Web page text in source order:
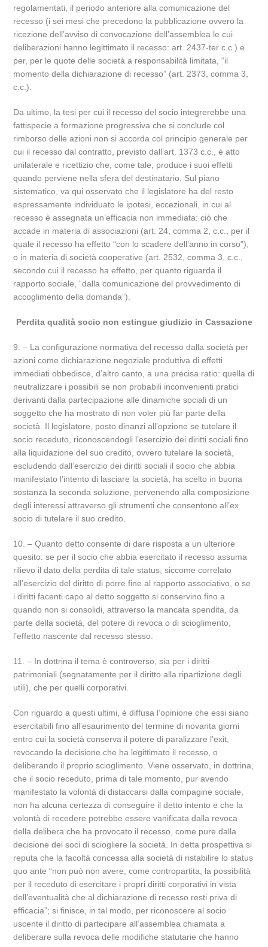
regolamentati, il periodo anteriore alla comunicazione del
recesso (i sei mesi che precedono la pubblicazione ovvero la
ricezione dell’avviso di convocazione dell’assemblea le cui
deliberazioni hanno legittimato il recesso: art. 2437-ter c.c.) e
per, per le quote delle società a responsabilità limitata, “il
momento della dichiarazione di recesso” (art. 2373, comma 3,
c.c.).
Da ultimo, la tesi per cui il recesso del socio integrerebbe una
fattispecie a formazione progressiva che si conclude col
rimborso delle azioni non si accorda col principio generale per
cui il recesso dal contratto, previsto dall’art. 1373 c.c., è atto
unilaterale e ricettizio che, come tale, produce i suoi effetti
quando perviene nella sfera del destinatario. Sul piano
sistematico, va qui osservato che il legislatore ha del resto
espressamente individuato le ipotesi, eccezionali, in cui al
recesso è assegnata un’efficacia non immediata: ciò che
accade in materia di associazioni (art. 24, comma 2, c.c., per il
quale il recesso ha effetto “con lo scadere dell’anno in corso”),
o in materia di società cooperative (art. 2532, comma 3, c.c.,
secondo cui il recesso ha effetto, per quanto riguarda il
rapporto sociale, “dalla comunicazione del provvedimento di
accoglimento della domanda”).
Perdita qualità socio non estingue giudizio in Cassazione
9. – La configurazione normativa del recesso dalla società per
azioni come dichiarazione negoziale produttiva di effetti
immediati obbedisce, d’altro canto, a una precisa ratio: quella di
neutralizzare i possibili se non probabili inconvenienti pratici
derivanti dalla partecipazione alle dinamiche sociali di un
soggetto che ha mostrato di non voler più far parte della
società. Il legislatore, posto dinanzi all’opzione se tutelare il
socio receduto, riconoscendogli l’esercizio dei diritti sociali fino
alla liquidazione del suo credito, ovvero tutelare la società,
escludendo dall’esercizio dei diritti sociali il socio che abbia
manifestato l’intento di lasciare la società, ha scelto in buona
sostanza la seconda soluzione, pervenendo alla composizione
degli interessi attraverso gli strumenti che consentono all’ex
socio di tutelare il suo credito.
10. – Quanto detto consente di dare risposta a un ulteriore
quesito: se per il socio che abbia esercitato il recesso assuma
rilievo il dato della perdita di tale status, siccome correlato
all’esercizio del diritto di porre fine al rapporto associativo, o se
i diritti facenti capo al detto soggetto si conservino fino a
quando non si consolidi, attraverso la mancata spendita, da
parte della società, del potere di revoca o di scioglimento,
l’effetto nascente dal recesso stesso.
11. – In dottrina il tema è controverso, sia per i diritti
patrimoniali (segnatamente per il diritto alla ripartizione degli
utili), che per quelli corporativi.
Con riguardo a questi ultimi, è diffusa l’opinione che essi siano
esercitabili fino all’esaurimento del termine di novanta giorni
entro cui la società conserva il potere di paralizzare l’exit,
revocando la decisione che ha legittimato il recesso, o
deliberando il proprio scioglimento. Viene osservato, in dottrina,
che il socio receduto, prima di tale momento, pur avendo
manifestato la volontà di distaccarsi dalla compagine sociale,
non ha alcuna certezza di conseguire il detto intento e che la
volontà di recedere potrebbe essere vanificata dalla revoca
della delibera che ha provocato il recesso, come pure dalla
decisione dei soci di sciogliere la società. In detta prospettiva si
reputa che la facoltà concessa alla società di ristabilire lo status
quo ante “non può non avere, come contropartita, la possibilità
per il receduto di esercitare i propri diritti corporativi in vista
dell’eventualità che al dichiarazione di recesso resti priva di
efficacia”; si finisce, in tal modo, per riconoscere al socio
uscente il diritto di partecipare all’assemblea chiamata a
deliberare sulla revoca delle modifiche statutarie che hanno